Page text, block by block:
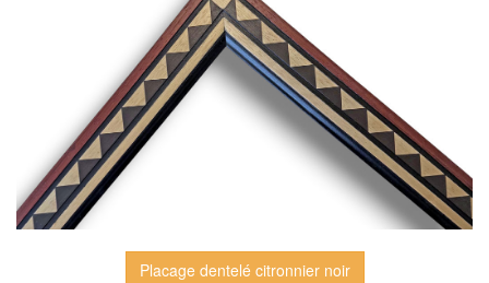
Placage dentelé citronnier noir